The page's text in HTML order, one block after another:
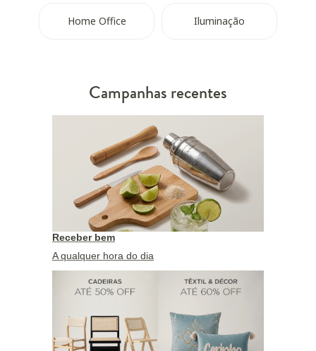
Home Office Iluminação
Campanhas recentes
Receber bem
A qualquer hora do dia